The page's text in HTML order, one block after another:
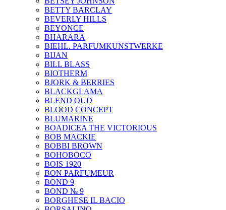
BETTY BARCLAY
BEVERLY HILLS
BEYONCE
BHARARA
BIEHL. PARFUMKUNSTWERKE
BIJAN
BILL BLASS
BIOTHERM
BJORK & BERRIES
BLACKGLAMA
BLEND OUD
BLOOD CONCEPT
BLUMARINE
BOADICEA THE VICTORIOUS
BOB MACKIE
BOBBI BROWN
BOHOBOCO
BOIS 1920
BON PARFUMEUR
BOND 9
BOND № 9
BORGHESE IL BACIO